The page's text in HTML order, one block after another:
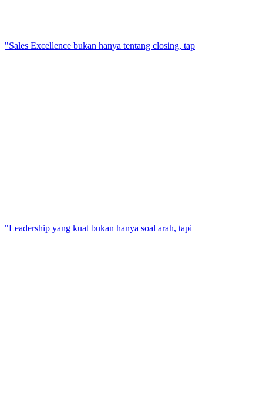
"Sales Excellence bukan hanya tentang closing, tap
"Leadership yang kuat bukan hanya soal arah, tapi